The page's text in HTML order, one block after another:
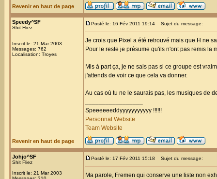
Revenir en haut de page
Speedy^SF
Shit Fliez
Inscrit le: 21 Mar 2003
Messages: 762
Localisation: Troyes
Posté le: 16 Fév 2011 19:14 Sujet du message:
Je crois que Pixel a été retrouvé mais que H ne
Pour le reste je présume qu'ils n'ont pas remis la
Mis à part ça, je ne sais pas si ce groupe est
j'attends de voir ce que cela va donner.
Au cas où tu ne le saurais pas, les musiques de
Speeeeeeddyyyyyyyyyyy !!!!!!
Personnal Website
Team Website
Revenir en haut de page
Johjo^SF
Shit Fliez
Inscrit le: 21 Mar 2003
Posté le: 17 Fév 2011 15:18 Sujet du message:
Ma parole, Fremen qui conserve une liste non